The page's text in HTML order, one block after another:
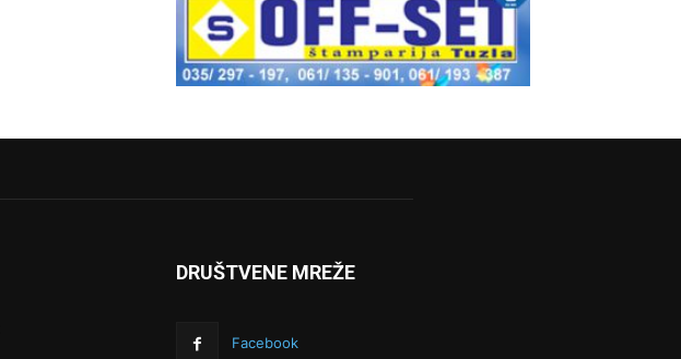
DRUŠTVENE MREŽE
Facebook